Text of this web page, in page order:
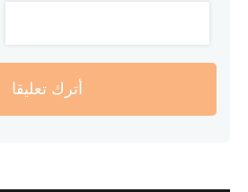
أترك تعليقا